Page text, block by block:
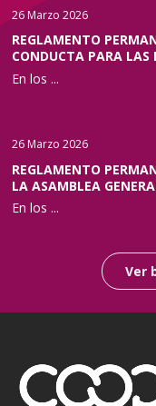
26 Marzo 2026
REGLAMENTO
CONDUCTA PARA LAS
En los ...
26 Marzo 2026
REGLAMENTO
LA ASAMBLEA
En los ...
Ver